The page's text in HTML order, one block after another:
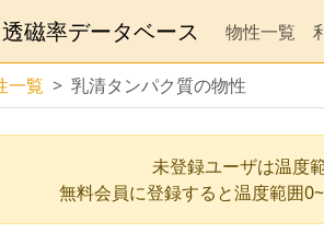
磁率データベース 物性一覧
一覧 乳清タンパク質の物性
未登録ユーザは温度
無料会員に登録すると温度範囲